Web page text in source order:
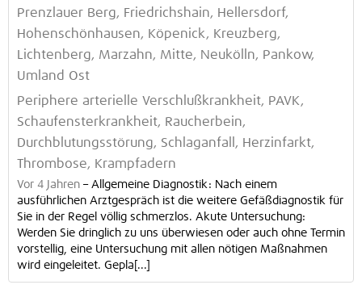
Prenzlauer Berg, Friedrichshain, Hellersdorf,
Hohenschönhausen, Köpenick, Kreuzberg,
Lichtenberg, Marzahn, Mitte, Neukölln, Pankow,
Umland Ost
Periphere arterielle Verschlußkrankheit, PAVK,
Schaufensterkrankheit, Raucherbein,
Durchblutungsstörung, Schlaganfall, Herzinfarkt,
Thrombose, Krampfadern
Vor 4 Jahren – Allgemeine Diagnostik: Nach einem
ausführlichen Arztgespräch ist die weitere Gefäßdiagnostik für
Sie in der Regel völlig schmerzlos. Akute Untersuchung:
Werden Sie dringlich zu uns überwiesen oder auch ohne Termin
vorstellig, eine Untersuchung mit allen nötigen Maßnahmen
wird eingeleitet. Gepla[...]